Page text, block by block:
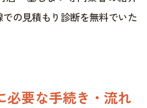
の見積もり診断を無料でいた
必要な手続き・流れ